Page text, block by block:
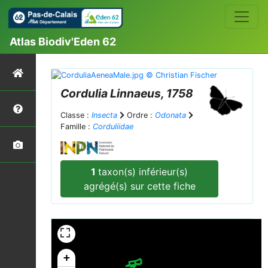
Atlas Biodiv'Eden 62
CorduliaLinnaeus, 1758
Classe : Insecta Ordre : Odonata
Famille : Corduliidae
1taxon(s) inférieur(s)
agrégé(s) sur cette fiche
+